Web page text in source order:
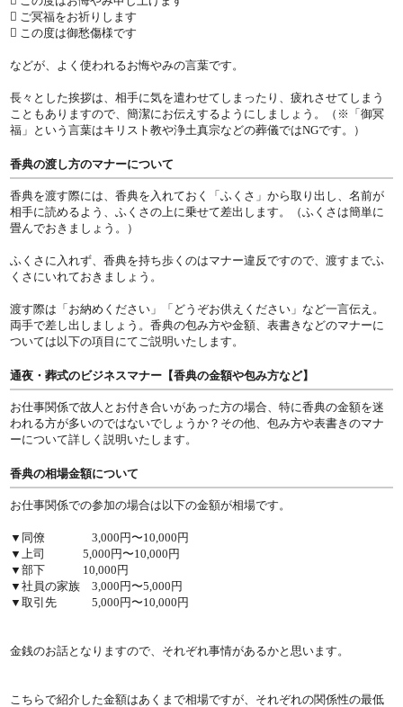
 ご冥福をお祈りします
 この度は御愁傷様です
などが、よく使われるお悔やみの言葉です。
長々とした挨拶は、相手に気を遣わせてしまったり、疲れさせてしまう
こともありますので、簡潔にお伝えするようにしましょう。（※「御冥
福」という言葉はキリスト教や浄土真宗などの葬儀ではNGです。）
香典の渡し方のマナーについて
香典を渡す際には、香典を入れておく「ふくさ」から取り出し、名前が
相手に読めるよう、ふくさの上に乗せて差出します。（ふくさは簡単に
畳んでおきましょう。）
ふくさに入れず、香典を持ち歩くのはマナー違反ですので、渡すまでふ
くさにいれておきましょう。
渡す際は「お納めください」「どうぞお供えください」など一言伝え。
両手で差し出しましょう。香典の包み方や金額、表書きなどのマナーに
ついては以下の項目にてご説明いたします。
通夜・葬式のビジネスマナー【香典の金額や包み方など】
お仕事関係で故人とお付き合いがあった方の場合、特に香典の金額を迷
われる方が多いのではないでしょうか？その他、包み方や表書きのマナ
ーについて詳しく説明いたします。
香典の相場金額について
お仕事関係での参加の場合は以下の金額が相場です。
▼同僚 3,000円〜10,000円
▼上司 5,000円〜10,000円
▼部下 10,000円
▼社員の家族 3,000円〜5,000円
▼取引先 5,000円〜10,000円
金銭のお話となりますので、それぞれ事情があるかと思います。
こちらで紹介した金額はあくまで相場ですが、それぞれの関係性の最低